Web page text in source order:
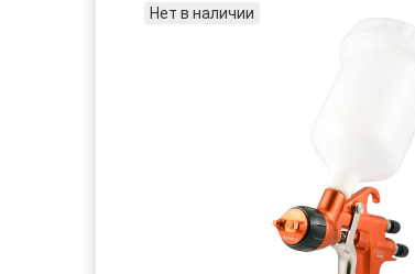
Нет в наличии